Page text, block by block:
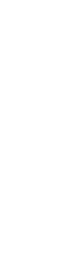
(pour
du mal à lire
est une
Next